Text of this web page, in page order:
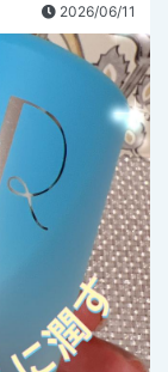
2026/06/11